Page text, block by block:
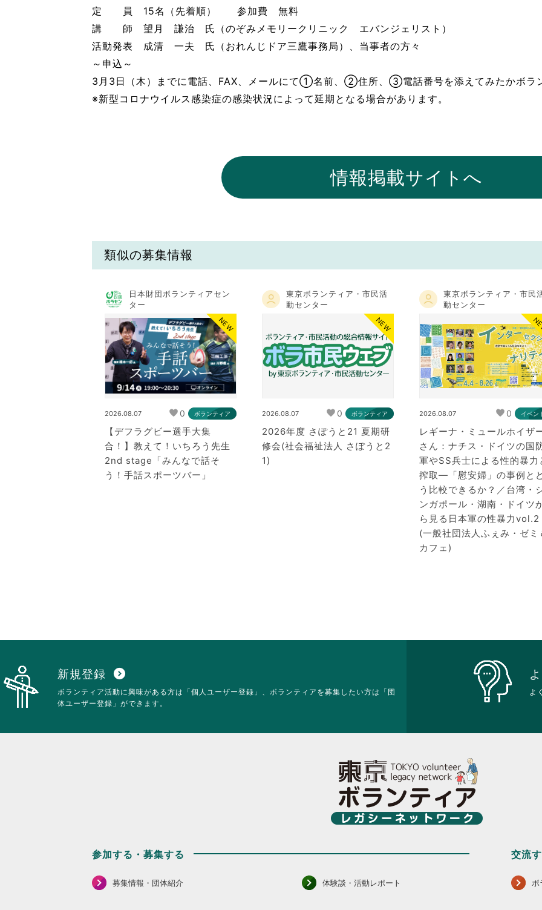
定 員 15名（先着順） 参加費 無料
講 師 望月 謙治 氏（のぞみメモリークリニック エバンジェリスト）
活動発表 成清 一夫 氏（おれんじドア三鷹事務局）、当事者の方々
～申込～
3月3日（木）までに電話、FAX、メールにて①名前、②住所、③電話番号を添えてみたかボラ
※新型コロナウイルス感染症の感染状況によって延期となる場合があります。
情報掲載サイトへ
類似の募集情報
日本財団ボランティアセン
ター
NEW
2026.08.07 0 ボランティア
【デフラグビー選手大集
合！】教えて！いちろう先生
2nd stage「みんなで話そ
う！手話スポーツバー」
東京ボランティア・市民活
動センター
NEW
2026.08.07 0 ボランティア
2026年度 さぽうと21 夏期研
修会(社会福祉法人 さぽうと2
1)
東京ボランティア・市民
動センター
2026.08.07 0 イベン
レギーナ・ミュールホイザ
さん：ナチス・ドイツの国
軍やSS兵士による性的暴力
搾取―「慰安婦」の事例と
う比較できるか？／台湾・
ンガポール・湖南・ドイツ
ら見る日本軍の性暴力vol.2
(一般社団法人ふぇみ・ゼミ
カフェ)
新規登録 expand_circle_down
ボランティア活動に興味がある方は「個人ユーザー登録」、ボランティアを募集したい方は「団
体ユーザー登録」ができます。
よ
参加する・募集する
募集情報・団体紹介 体験談・活動レポート
交流
ボ